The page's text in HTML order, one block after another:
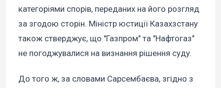
категоріями спорів, переданих на його розгляд
за згодою сторін. Міністр юстиції Казахзстану
також стверджує, що "Газпром" та "Нафтогаз"
не погоджувалися на визнання рішення суду.
До того ж, за словами Сарсембаєва, згідно з